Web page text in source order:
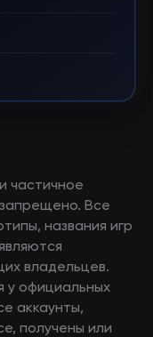
частичное
Все
названия игр
владельцев.
у официальных
аккаунты,
получены или